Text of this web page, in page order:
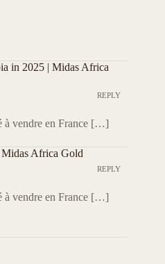
in 2025 | Midas Africa
REPLY
à vendre en France […]
Africa Gold
REPLY
à vendre en France […]